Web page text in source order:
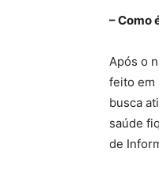
– Como
Após o
feito em
busca
saúde
de